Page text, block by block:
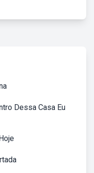
Dessa Casa Eu